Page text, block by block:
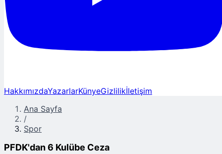
HakkımızdaYazarlarKünyeGizlilikİletişim
Ana Sayfa
/
Spor
PFDK'dan 6 Kulübe Ceza